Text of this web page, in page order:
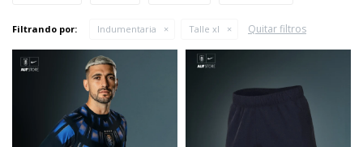
Filtrando por: Indumentaria Talle xl Quitar filtros